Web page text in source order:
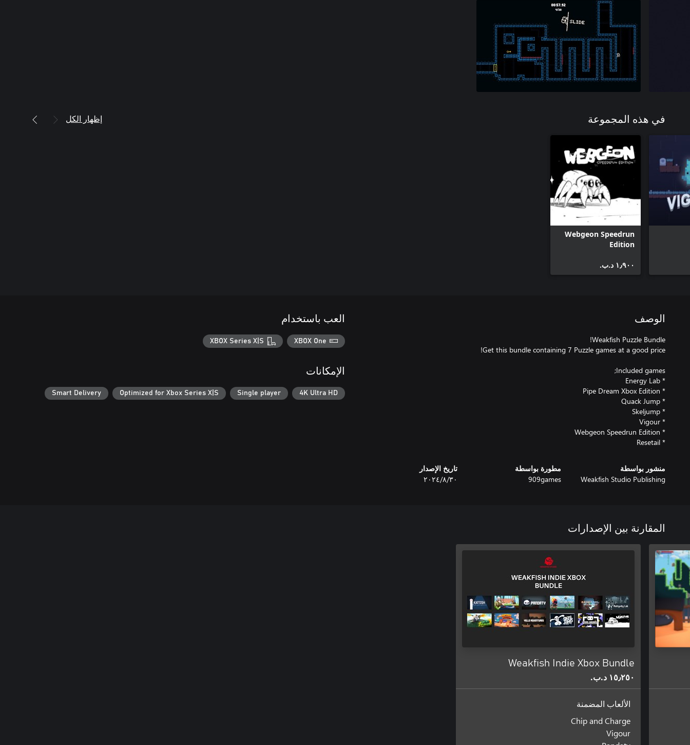
في هذه المجموعة إظهار الكل
Webgeon Speedrun
Edition
١٫٩٠٠ د.ب.‏
الوصف
* Resetail
منشور بواسطة
Weakfish Studio Publishing
مطورة بواسطة
909games
تاريخ الإصدار
٣٠‏/٨‏/٢٠٢٤
العب باستخدام
XBOX One
XBOX Series X|S
الإمكانات
4K Ultra HD
Single player
Optimized for Xbox Series X|S
Smart Delivery
المقارنة بين الإصدارات
Weakfish Indie Xbox Bundle
١٥٫٢٥٠ د.ب.‏
الألعاب المضمنة
Chip and Charge
Vigour